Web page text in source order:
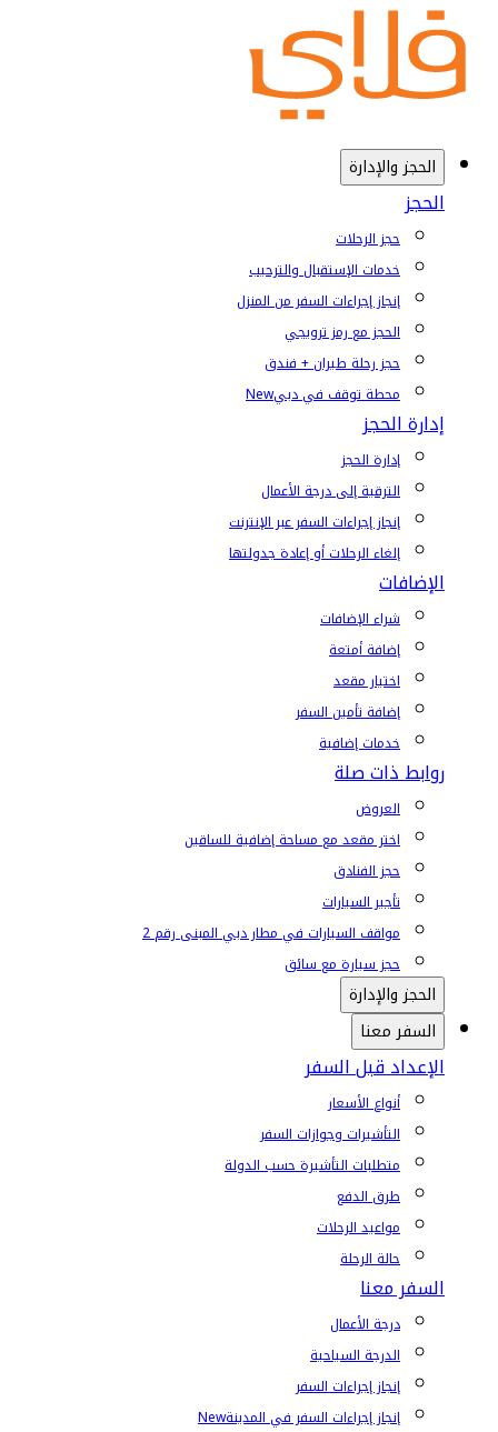
الحجز والإدارة
الحجز
حجز الرحلات
خدمات الإستقبال والترحيب
إنجاز إجراءات السفر من المنزل
الحجز مع رمز ترويجي
حجز رحلة طيران + فندق
محطة توقف في دبيNew
إدارة الحجز
إدارة الحجز
الترقية إلى درجة الأعمال
إنجاز إجراءات السفر عبر الإنترنت
إلغاء الرحلات أو إعادة جدولتها
الإضافات
شراء الإضافات
إضافة أمتعة
اختيار مقعد
إضافة تأمين السفر
خدمات إضافية
روابط ذات صلة
العروض
اختر مقعد مع مساحة إضافية للساقين
حجز الفنادق
تأجير السيارات
مواقف السيارات في مطار دبي المبنى رقم 2
حجز سيارة مع سائق
الحجز والإدارة
السفر معنا
الإعداد قبل السفر
أنواع الأسعار
التأشيرات وجوازات السفر
متطلبات التأشيرة حسب الدولة
طرق الدفع
مواعيد الرحلات
حالة الرحلة
السفر معنا
درجة الأعمال
الدرجة السياحية
إنجاز إجراءات السفر
إنجاز إجراءات السفر في المدينةNew